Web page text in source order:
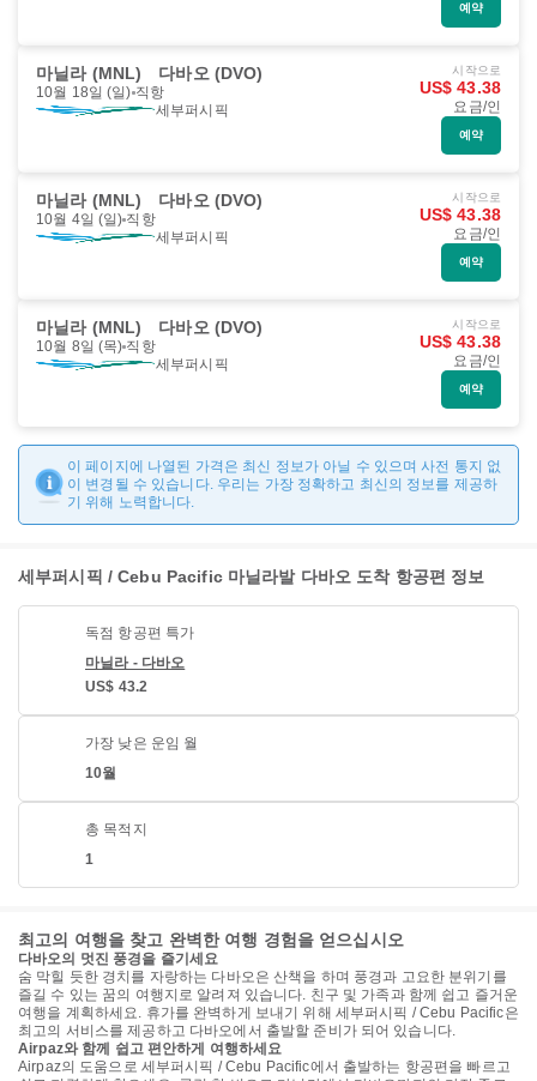
예약
마닐라 (MNL) 다바오 (DVO)
10월 18일 (일) 직항
세부퍼시픽
시작으로
US$ 43.38
요금/인
예약
마닐라 (MNL) 다바오 (DVO)
10월 4일 (일) 직항
세부퍼시픽
시작으로
US$ 43.38
요금/인
예약
마닐라 (MNL) 다바오 (DVO)
10월 8일 (목) 직항
세부퍼시픽
시작으로
US$ 43.38
요금/인
예약
이 페이지에 나열된 가격은 최신 정보가 아닐 수 있으며 사전 통지 없
이 변경될 수 있습니다. 우리는 가장 정확하고 최신의 정보를 제공하
기 위해 노력합니다.
세부퍼시픽 / Cebu Pacific 마닐라발 다바오 도착 항공편 정보
독점 항공편 특가
마닐라 - 다바오
US$ 43.2
가장 낮은 운임 월
10월
총 목적지
1
최고의 여행을 찾고 완벽한 여행 경험을 얻으십시오
다바오의 멋진 풍경을 즐기세요
숨 막힐 듯한 경치를 자랑하는 다바오은 산책을 하며 풍경과 고요한 분위기를
즐길 수 있는 꿈의 여행지로 알려져 있습니다. 친구 및 가족과 함께 쉽고 즐거운
여행을 계획하세요. 휴가를 완벽하게 보내기 위해 세부퍼시픽 / Cebu Pacific은
최고의 서비스를 제공하고 다바오에서 출발할 준비가 되어 있습니다.
Airpaz와 함께 쉽고 편안하게 여행하세요
Airpaz의 도움으로 세부퍼시픽 / Cebu Pacific에서 출발하는 항공편을 빠르고